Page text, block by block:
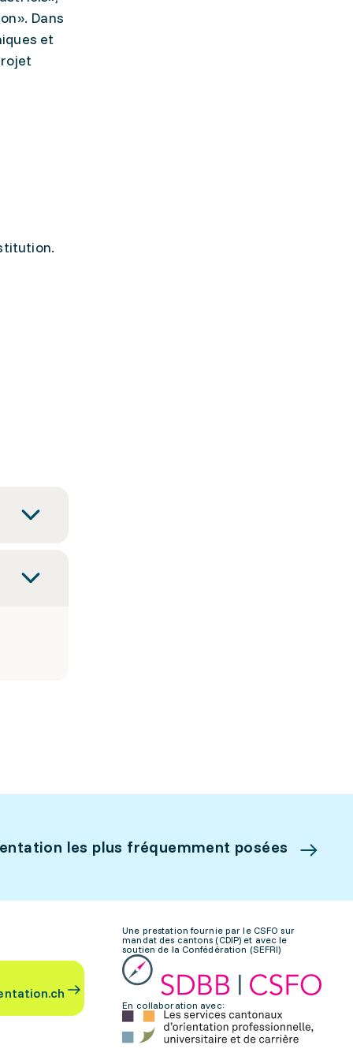
Dans
et
les plus fréquemment posées
Une prestation fournie par le CSFO sur
mandat des cantons (CDIP) et avec le
soutien de la Confédération (SEFRI)
En collaboration avec: